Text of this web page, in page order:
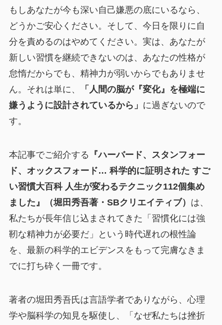
もしあなたが今も深い自己嫌悪の底にいるなら、
どうかご安心ください。そして、今日を限りに自
分を責めるのはやめてください。実は、あなたが
新しい習慣を継続できないのは、あなたの性格が
怠惰だからでも、精神力が弱いからでもありませ
ん。それは単に、
「人間の脳が『変化』を極端に
嫌うように設計されているから」 に過ぎないので
す。
本記事でご紹介する 『ハーバード、スタンフォー
ド、オックスフォード… 科学的に証明された すご
い習慣大百科 人生が変わるテクニック112個集め
ました』（堀田秀吾著・SBクリエイティブ） は、
私たちが長年信じ込まされてきた「習慣化には強
靭な精神力が必要だ」という時代遅れの根性論
を、最新の科学的エビデンスをもって完膚なきま
でに打ち砕く一冊です。
著者の堀田秀吾氏は言語学者でありながら、心理
学や脳科学の知見を駆使し、「なぜ私たちは挫折